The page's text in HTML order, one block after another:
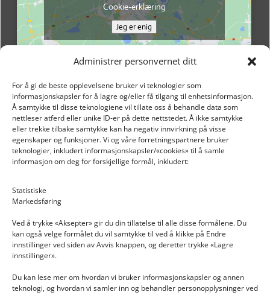
Administrer personvernet ditt
For å gi de beste opplevelsene bruker vi teknologier som
informasjonskapsler for å lagre og/eller få tilgang til enhetsinformasjon.
Å samtykke til disse teknologiene vil tillate oss å behandle data som
nettleser atferd eller unike ID-er på dette nettstedet. Å ikke samtykke
eller trekke tilbake samtykke kan ha negativ innvirkning på visse
egenskaper og funksjoner. Vi og våre forretningspartnere bruker
teknologier, inkludert informasjonskapsler/«cookies» til å samle
informasjon om deg for forskjellige formål, inkludert:
Statistiske
Markedsføring
Ved å trykke «Aksepter» gir du din tillatelse til alle disse formålene. Du
kan også velge formålet du vil samtykke til ved å klikke på Endre
innstillinger ved siden av Avvis knappen, og deretter trykke «Lagre
innstillinger».
Du kan lese mer om hvordan vi bruker informasjonskapsler og annen
teknologi, og hvordan vi samler inn og behandler personopplysninger ved
Cookie-erklæring
Jeg er enig
INFORMASJON